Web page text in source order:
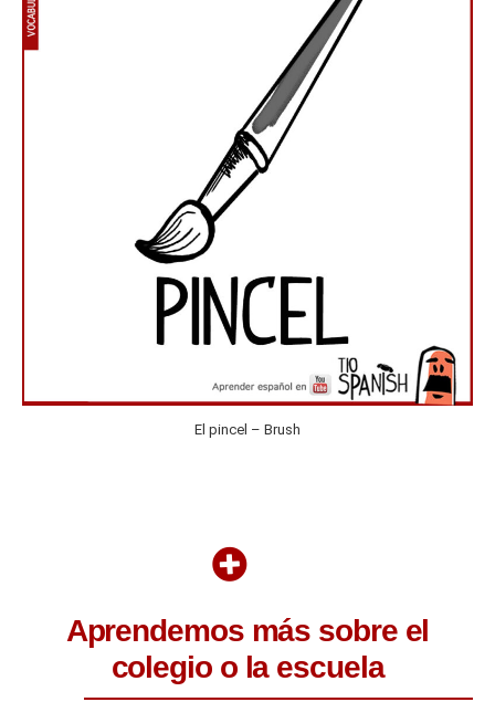
El pincel – Brush
Aprendemos más sobre el
colegio o la escuela